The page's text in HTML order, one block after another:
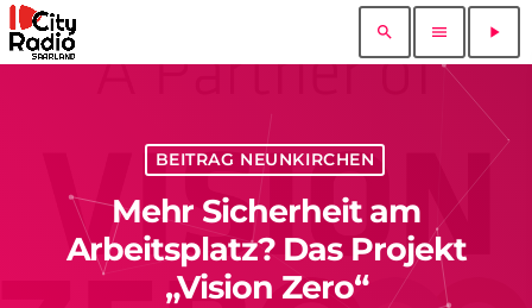
search menu play_arrow
BEITRAG NEUNKIRCHEN
Mehr Sicherheit am
Arbeitsplatz? Das Projekt
„Vision Zero“